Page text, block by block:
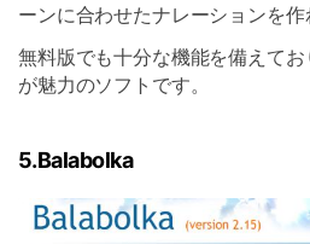
ーンに合わせたナレーションを作
無料版でも十分な機能を備えて
が魅力のソフトです。
5.Balabolka